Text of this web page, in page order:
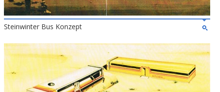
Steinwinter Bus Konzept